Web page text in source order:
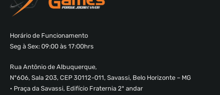
Horário de Funcionamento
Seg à Sex: 09:00 às 17:00hrs
Rua Antônio de Albuquerque,
Nº606, Sala 203, CEP 30112-011, Savassi, Belo Horizonte – MG
• Praça da Savassi, Edifício Fraternia 2º andar